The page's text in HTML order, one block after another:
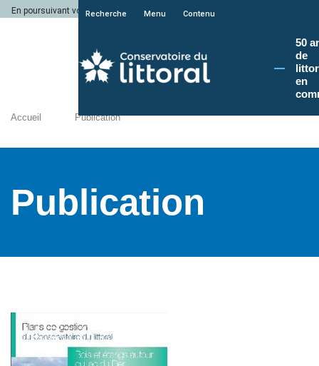
En poursuivant votre navigation sur le site du Conservatoire du littoral, vous
Recherche Menu Contenu
50
de
en
Accueil Publication
Publication